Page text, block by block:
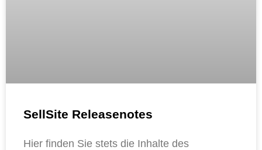
SellSite Releasenotes
Hier finden Sie stets die Inhalte des